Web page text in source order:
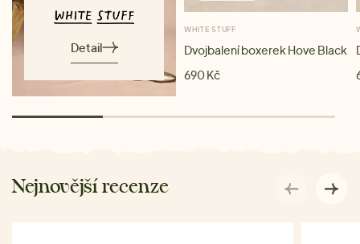
Detail
WHITE STUFF
Dvojbalení boxerek Hove Black
690 Kč
Nejnovější recenze